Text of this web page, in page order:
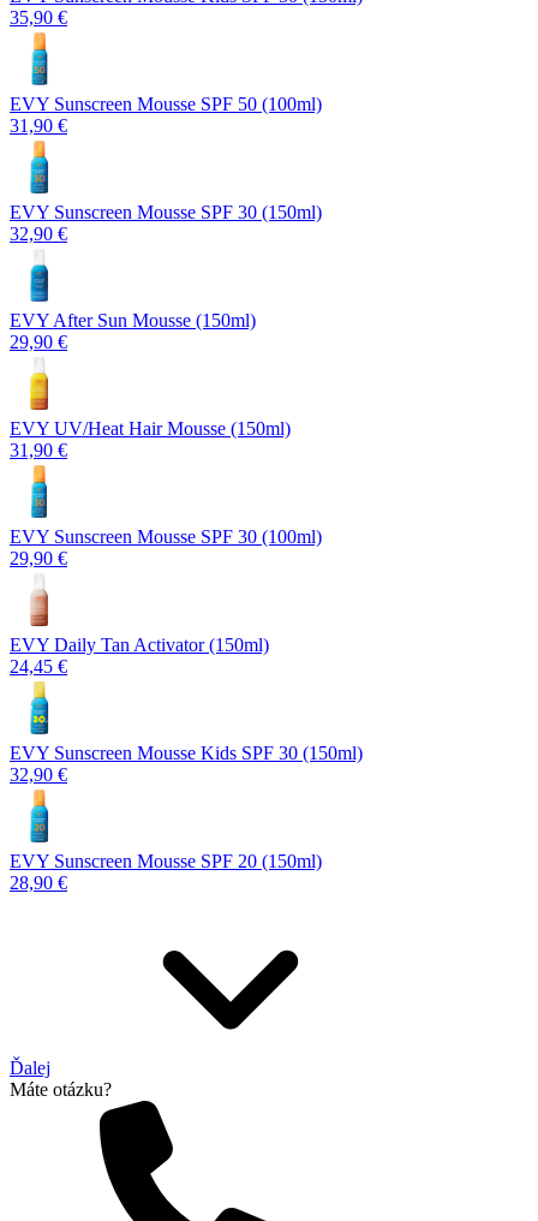
35,90 €
EVY Sunscreen Mousse SPF 50 (100ml)
31,90 €
EVY Sunscreen Mousse SPF 30 (150ml)
32,90 €
EVY After Sun Mousse (150ml)
29,90 €
EVY UV/Heat Hair Mousse (150ml)
31,90 €
EVY Sunscreen Mousse SPF 30 (100ml)
29,90 €
EVY Daily Tan Activator (150ml)
24,45 €
EVY Sunscreen Mousse Kids SPF 30 (150ml)
32,90 €
EVY Sunscreen Mousse SPF 20 (150ml)
28,90 €
Ďalej
Máte otázku?